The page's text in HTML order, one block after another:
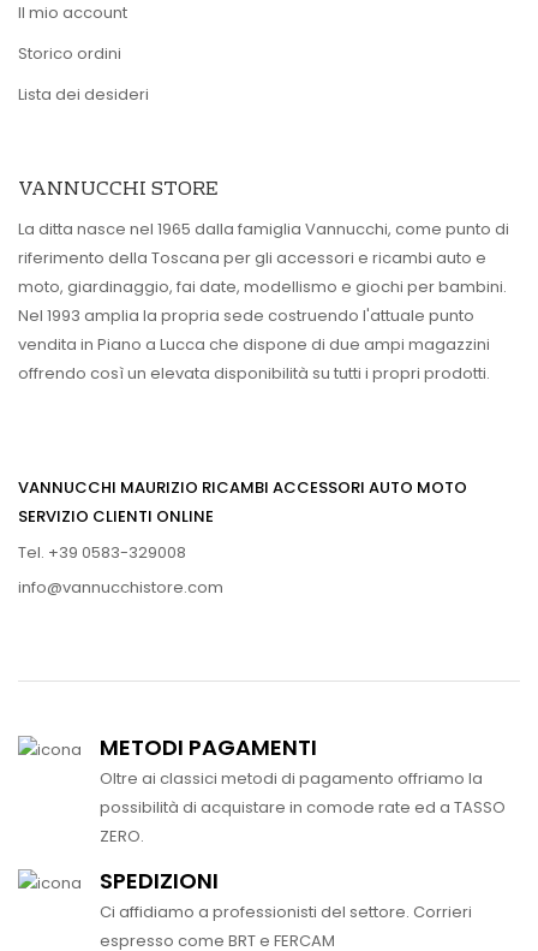
Il mio account
Storico ordini
Lista dei desideri
VANNUCCHI STORE
La ditta nasce nel 1965 dalla famiglia Vannucchi, come punto di
riferimento della Toscana per gli accessori e ricambi auto e
moto, giardinaggio, fai date, modellismo e giochi per bambini.
Nel 1993 amplia la propria sede costruendo l'attuale punto
vendita in Piano a Lucca che dispone di due ampi magazzini
offrendo così un elevata disponibilità su tutti i propri prodotti.
VANNUCCHI MAURIZIO RICAMBI ACCESSORI AUTO MOTO
SERVIZIO CLIENTI ONLINE
Tel. +39 0583-329008
info@vannucchistore.com
METODI PAGAMENTI
Oltre ai classici metodi di pagamento offriamo la
possibilità di acquistare in comode rate ed a TASSO
ZERO.
SPEDIZIONI
Ci affidiamo a professionisti del settore. Corrieri
espresso come BRT e FERCAM